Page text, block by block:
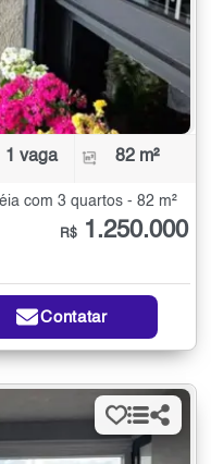
1 vaga 82 m²
com 3 quartos - 82 m²
R$ 1.250.000
Contatar